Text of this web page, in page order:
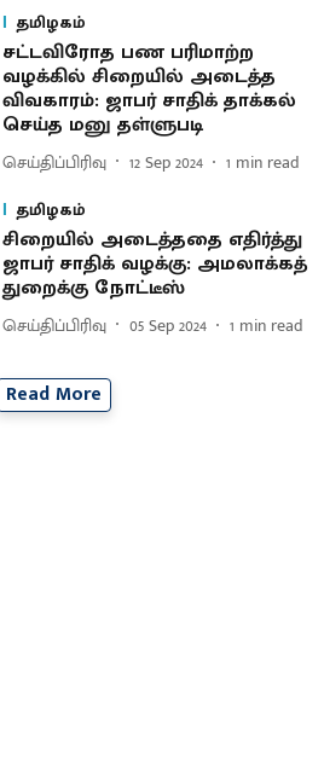
தமிழகம்
சட்டவிரோத பண பரிமாற்ற
வழக்கில் சிறையில் அடைத்த
விவகாரம்: ஜாபர் சாதிக் தாக்கல்
செய்த மனு தள்ளுபடி
செய்திப்பிரிவு 12 Sep 2024 1 min read
தமிழகம்
சிறையில் அடைத்ததை எதிர்த்து
ஜாபர் சாதிக் வழக்கு: அமலாக்கத்
துறைக்கு நோட்டீஸ்
செய்திப்பிரிவு 05 Sep 2024 1 min read
Read More